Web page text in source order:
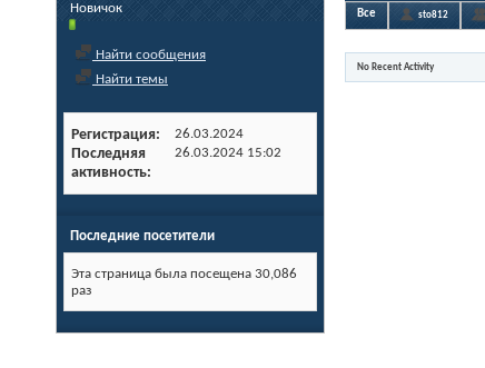
Новичок
Найти сообщения
Найти темы
Регистрация 26.03.2024
Последняя
активность
26.03.2024 15:02
Последние посетители
Эта страница была посещена 30,086
раз
Все sto812
No Recent Activity